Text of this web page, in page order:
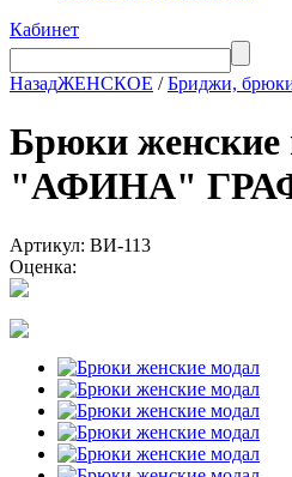
Кабинет
НазадЖЕНСКОЕ /Бриджи,
Брюки женские
"АФИНА"
Артикул: ВИ-113
Оценка: